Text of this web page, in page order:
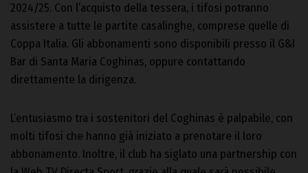
2024/25. Con l’acquisto della tessera, i tifosi potranno
assistere a tutte le partite casalinghe, comprese quelle di
Coppa Italia. Gli abbonamenti sono disponibili presso il G&I
Bar di Santa Maria Coghinas, oppure contattando
direttamente la dirigenza.
L’entusiasmo tra i sostenitori del Coghinas è palpabile, con
molti tifosi che hanno già iniziato a prenotare il loro
abbonamento. Inoltre, il club ha siglato una partnership con